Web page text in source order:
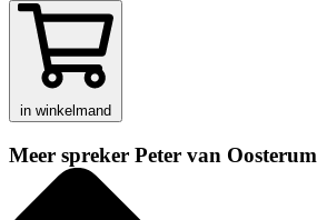
in winkelmand
Meer spreker Peter van Oosterum